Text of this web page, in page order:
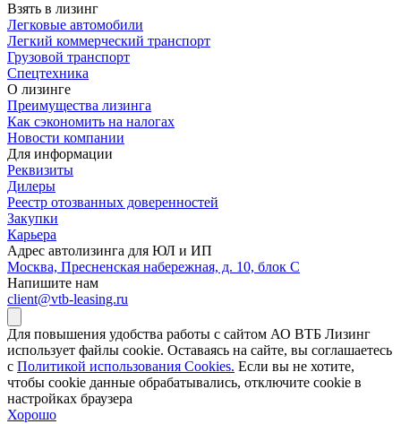
Взять в лизинг
Легковые автомобили
Легкий коммерческий транспорт
Грузовой транспорт
Спецтехника
О лизинге
Преимущества лизинга
Как сэкономить на налогах
Новости компании
Для информации
Реквизиты
Дилеры
Реестр отозванных доверенностей
Закупки
Карьера
Адрес автолизинга для ЮЛ и ИП
Москва, Пресненская набережная, д. 10, блок С
Напишите нам
client@vtb-leasing.ru
Для повышения удобства работы с сайтом АО ВТБ Лизинг
использует файлы cookie. Оставаясь на сайте, вы соглашаетесь
с Политикой использования Cookies. Если вы не хотите,
чтобы сookie данные обрабатывались, отключите cookie в
настройках браузера
Хорошо